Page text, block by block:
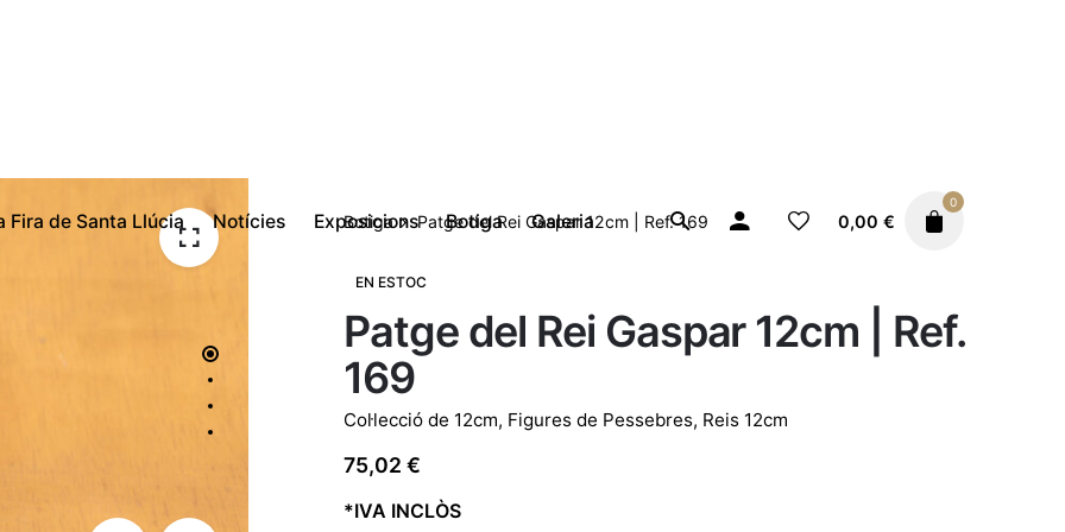
Fira de Santa Llúcia Notícies Exposicions Botiga Galeria 0,00€
0
Botiga Patge del Rei Gaspar 12cm | Ref. 169
EN ESTOC
Patge del Rei Gaspar 12cm | Ref.
169
Col·lecció de 12cm, Figures de Pessebres, Reis 12cm
75,02 €
*IVA INCLÒS